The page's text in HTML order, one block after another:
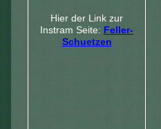
Hier der Link zur
Instram Seite: Feller-
Schuetzen